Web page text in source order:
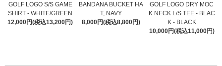
GOLF LOGO S/S GAME
SHIRT - WHITE/GREEN
12,000円(税込13,200円)
BANDANA BUCKET HA
T, NAVY
8,000円(税込8,800円)
GOLF LOGO DRY MOC
K NECK L/S TEE - BLAC
K - BLACK
10,000円(税込11,000円)